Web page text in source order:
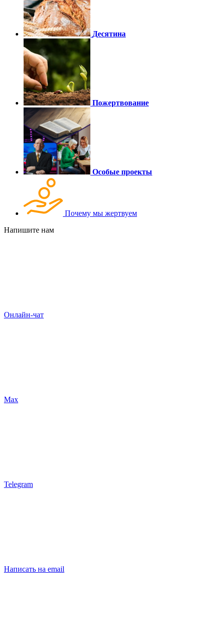
Десятина
Пожертвование
Особые проекты
Почему мы жертвуем
Напишите нам
Онлайн-чат
Max
Telegram
Написать на email